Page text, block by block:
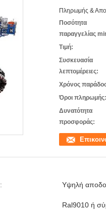
Πληρωμής &
Ποσότητα
παραγγελίας
Τιμή:
Συσκευασία
λεπτομέρειες:
Χρόνος
Όροι πληρωμής:
Δυνατότητα
προσφοράς:
Υψηλή
Ral9010 ή